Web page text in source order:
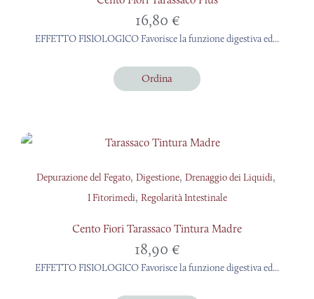
16,80 €
EFFETTO FISIOLOGICO Favorisce la funzione digestiva ed...
Ordina
Depurazione del Fegato, Digestione, Drenaggio dei Liquidi,
I Fitorimedi, Regolarità Intestinale
Cento Fiori Tarassaco Tintura Madre
18,90 €
EFFETTO FISIOLOGICO Favorisce la funzione digestiva ed...